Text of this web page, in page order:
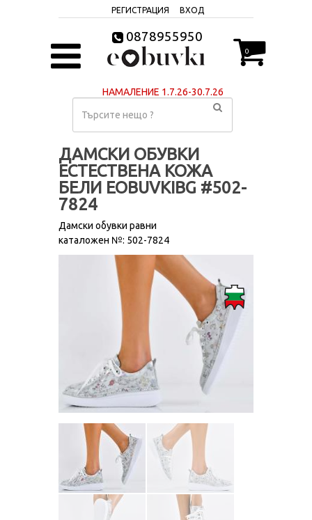
РЕГИСТРАЦИЯ ВХОД
0878955950
0
НАМАЛЕНИЕ 1.7.26-30.7.26
ДАМСКИ ОБУВКИ
ЕСТЕСТВЕНА КОЖА
БЕЛИ EOBUVKIBG #502-
7824
Дамски обувки равни
каталожен №: 502-7824